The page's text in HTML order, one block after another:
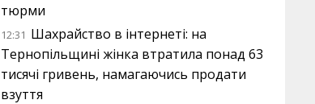
тюрми
12:31 Шахрайство в інтернеті: на
Тернопільщині жінка втратила понад 63
тисячі гривень, намагаючись продати
взуття